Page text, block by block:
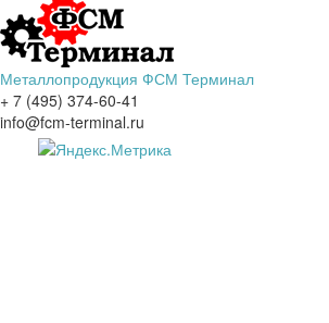
Металлопродукция ФСМ Терминал
+ 7 (495) 374-60-41
info@fcm-terminal.ru